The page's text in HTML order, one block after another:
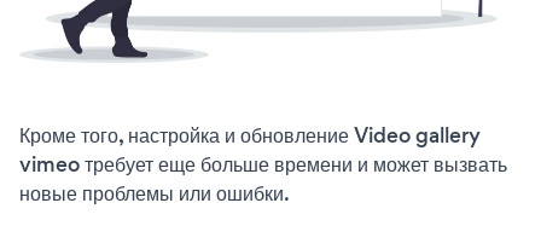
Кроме того, настройка и обновление Video gallery
vimeo требует еще больше времени и может вызвать
новые проблемы или ошибки.